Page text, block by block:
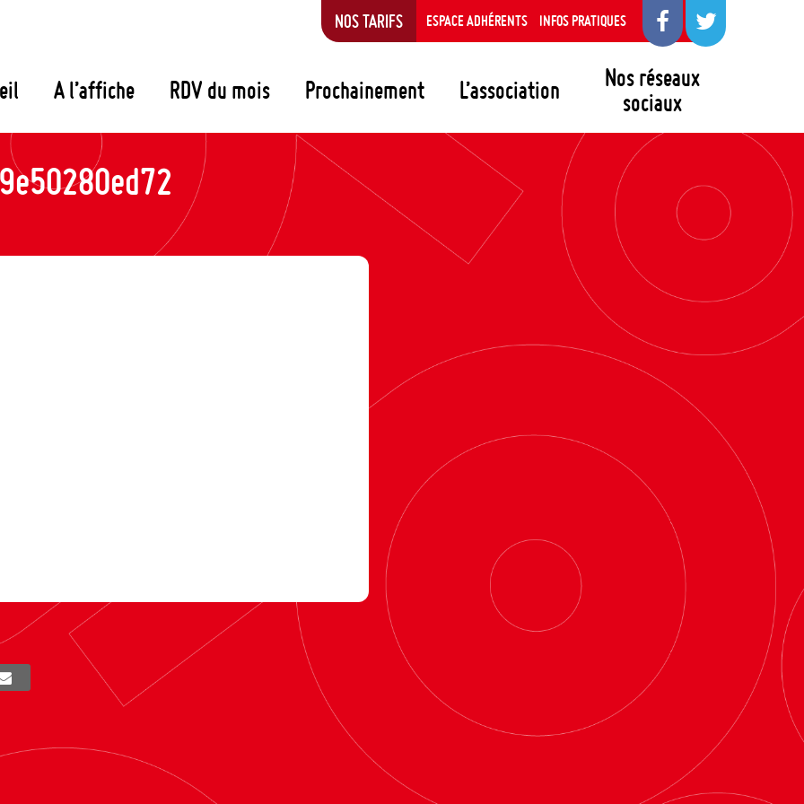
A l’affiche RDV du mois Prochainement L’association
Nos réseaux
sociaux
NOS TARIFS ESPACE ADHÉRENTS INFOS PRATIQUES